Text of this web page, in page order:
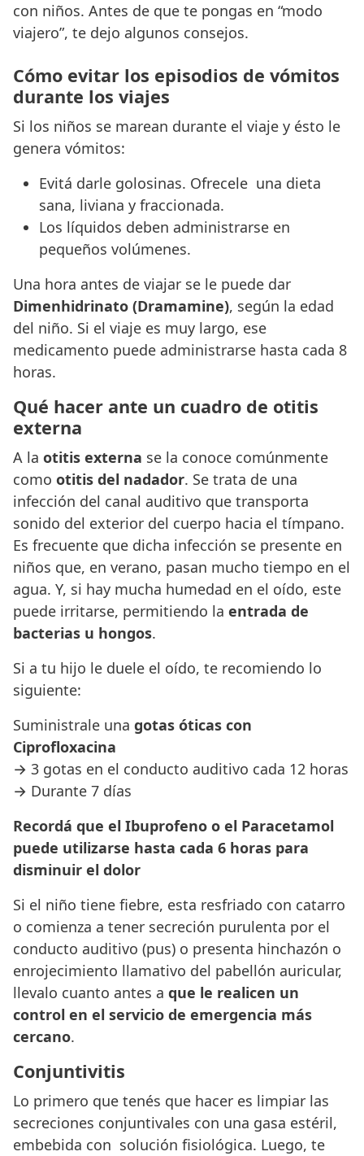
con niños. Antes de que te pongas en “modo
viajero”, te dejo algunos consejos.
Cómo evitar los episodios de vómitos
durante los viajes
Si los niños se marean durante el viaje y ésto le
genera vómitos:
Evitá darle golosinas. Ofrecele una dieta
sana, liviana y fraccionada.
Los líquidos deben administrarse en
pequeños volúmenes.
Una hora antes de viajar se le puede dar
Dimenhidrinato (Dramamine), según la edad
del niño. Si el viaje es muy largo, ese
medicamento puede administrarse hasta cada 8
horas.
Qué hacer ante un cuadro de otitis
externa
A la otitis externa se la conoce comúnmente
como otitis del nadador. Se trata de una
infección del canal auditivo que transporta
sonido del exterior del cuerpo hacia el tímpano.
Es frecuente que dicha infección se presente en
niños que, en verano, pasan mucho tiempo en el
agua. Y, si hay mucha humedad en el oído, este
puede irritarse, permitiendo la entrada de
bacterias u hongos.
Si a tu hijo le duele el oído, te recomiendo lo
siguiente:
Suministrale una gotas óticas con
Ciprofloxacina
→ 3 gotas en el conducto auditivo cada 12 horas
→ Durante 7 días
Recordá que el Ibuprofeno o el Paracetamol
puede utilizarse hasta cada 6 horas para
disminuir el dolor
Si el niño tiene fiebre, esta resfriado con catarro
o comienza a tener secreción purulenta por el
conducto auditivo (pus) o presenta hinchazón o
enrojecimiento llamativo del pabellón auricular,
llevalo cuanto antes a que le realicen un
control en el servicio de emergencia más
cercano.
Conjuntivitis
Lo primero que tenés que hacer es limpiar las
secreciones conjuntivales con una gasa estéril,
embebida con solución fisiológica. Luego, te